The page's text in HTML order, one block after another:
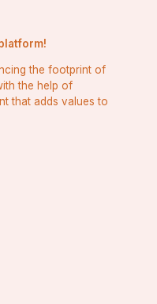
the footprint of
the help of
that adds values to